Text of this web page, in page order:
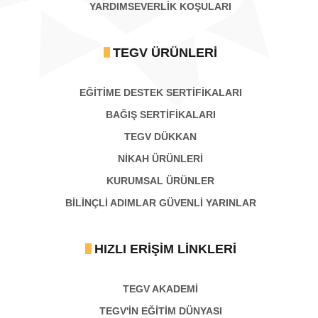
YARDIMSEVERLİK KOŞULARI
TEGV ÜRÜNLERI
EĞİTİME DESTEK SERTİFİKALARI
BAĞIŞ SERTIFIKALARI
TEGV DÜKKAN
NİKAH ÜRÜNLERİ
KURUMSAL ÜRÜNLER
BILINÇLI ADIMLAR GÜVENLI YARINLAR
HIZLI ERIŞIM LINKLERI
TEGV AKADEMI
TEGV'İN EĞİTİM DÜNYASI